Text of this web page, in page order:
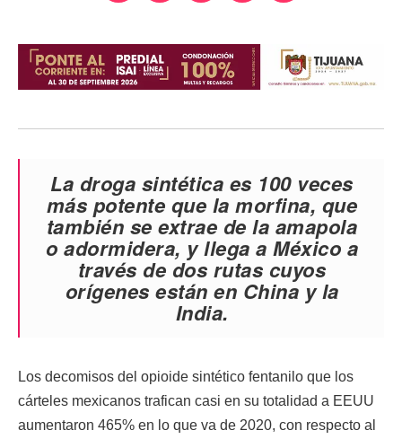
La droga sintética es 100 veces
más potente que la morfina, que
también se extrae de la amapola
o adormidera, y llega a México a
través de dos rutas cuyos
orígenes están en China y la
India.
Los decomisos del opioide sintético fentanilo que los
cárteles mexicanos trafican casi en su totalidad a EEUU
aumentaron 465% en lo que va de 2020, con respecto al